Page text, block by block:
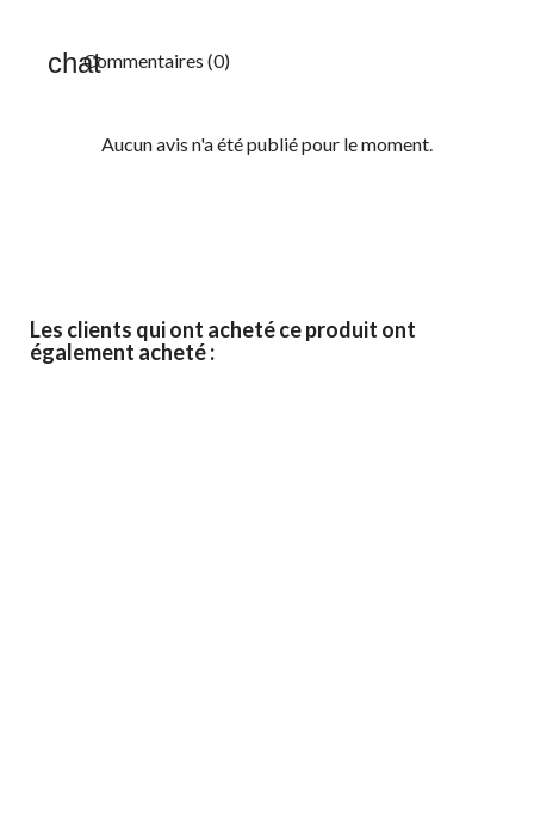
Commentaires (0)
Aucun avis n'a été publié pour le moment.
Les clients qui ont acheté ce produit ont
également acheté :